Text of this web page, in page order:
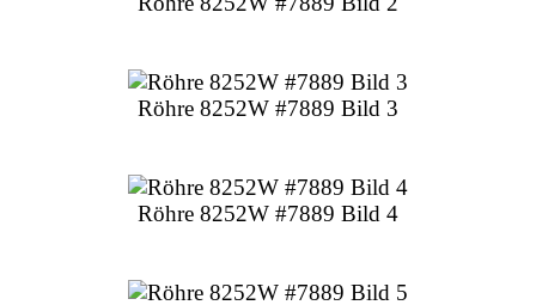
Röhre 8252W #7889 Bild 3
Röhre 8252W #7889 Bild 4